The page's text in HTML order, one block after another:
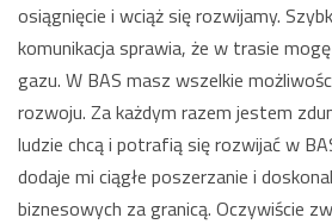
osiągnięcie i wciąż się rozwijamy.
komunikacja sprawia, że ​​w trasie
gazu. W BAS masz wszelkie
rozwoju. Za każdym razem jestem
ludzie chcą i potrafią się rozwijać w
dodaje mi ciągłe poszerzanie i
biznesowych za granicą. Oczywiście